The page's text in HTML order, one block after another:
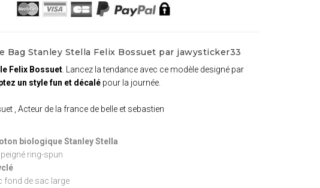
Bag Stanley Stella Felix Bossuet par jawysticker33
Felix Bossuet . Lancez la tendance avec ce modèle designé par
un style fun et décalé pour la journée.
, Acteur de la france de belle et sebastien
biologique Stanley Stella
peigné ring-spun
fond de sac large